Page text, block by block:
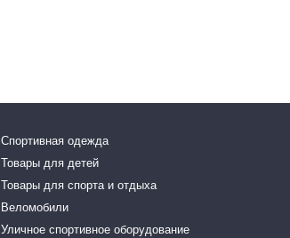
Спортивная одежда
Товары для детей
Товары для спорта и отдыха
Веломобили
Уличное спортивное оборудование